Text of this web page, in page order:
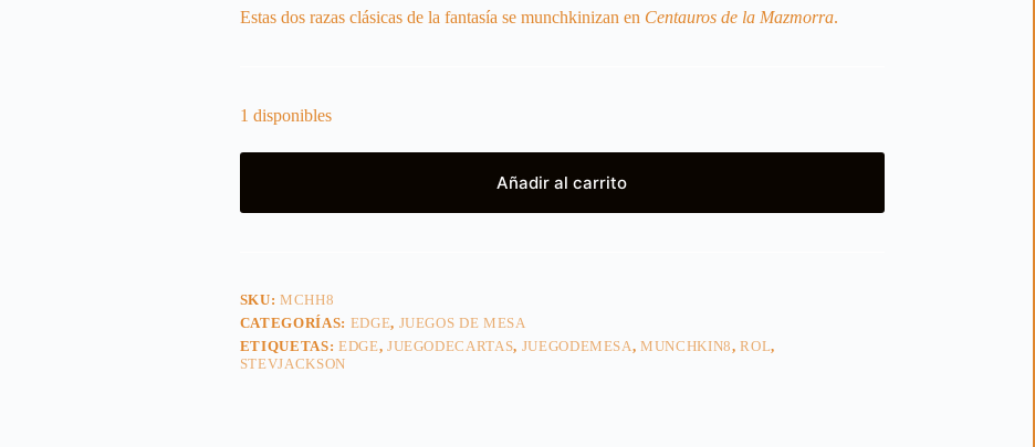
Estas dos razas clásicas de la fantasía se munchkinizan en Centauros de la Mazmorra.
1 disponibles
Añadir al carrito
SKU:MCHH8
CATEGORÍAS: EDGE, JUEGOS DE MESA
ETIQUETAS: EDGE, JUEGODECARTAS, JUEGODEMESA,MUNCHKIN8,ROL,
STEVJACKSON